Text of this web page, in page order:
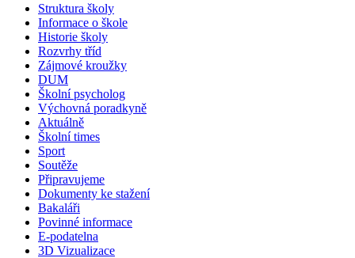
Struktura školy
Informace o škole
Historie školy
Rozvrhy tříd
Zájmové kroužky
DUM
Školní psycholog
Výchovná poradkyně
Aktuálně
Školní times
Sport
Soutěže
Připravujeme
Dokumenty ke stažení
Bakaláři
Povinné informace
E-podatelna
3D Vizualizace